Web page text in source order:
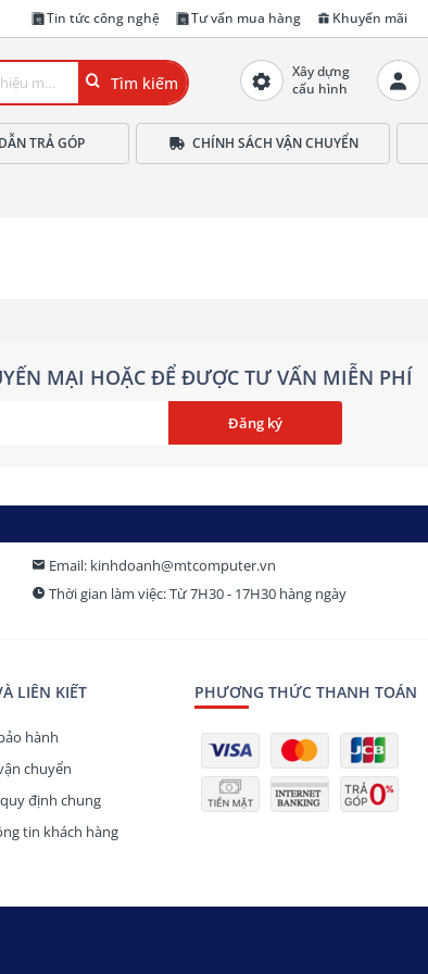
Tin tức công nghệ Tư vấn mua hàng Khuyến mãi
Tìm kiếm
Xây dựng
cấu hình
TRẢ GÓP CHÍNH SÁCH VẬN CHUYỂN
MẠI HOẶC ĐỂ ĐƯỢC TƯ VẤN MIỄN PHÍ
Email: kinhdoanh@mtcomputer.vn
Thời gian làm việc: Từ 7H30 - 17H30 hàng ngày
LIÊN KIẾT
hành
chuyển
định chung
tin khách hàng
PHƯƠNG THỨC THANH TOÁN